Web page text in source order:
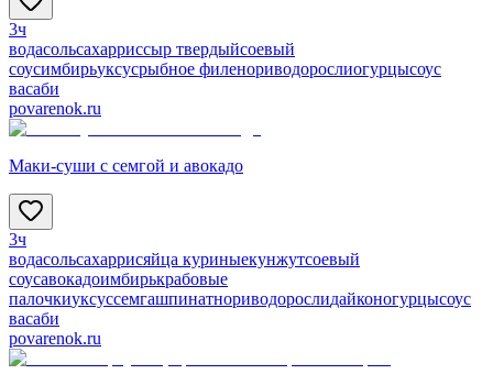
3ч
водасольсахарриссыр твердыйсоевый
соусимбирьуксусрыбное филенориводорослиогурцысоус
васаби
povarenok.ru
Маки-суши с семгой и авокадо
3ч
водасольсахаррисяйца куриныекунжутсоевый
соусавокадоимбирькрабовые
палочкиуксуссемгашпинатнориводорослидайконогурцысоус
васаби
povarenok.ru